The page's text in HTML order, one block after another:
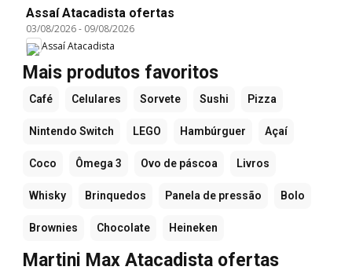
Assaí Atacadista ofertas
03/08/2026- 09/08/2026
Assaí Atacadista
Mais produtos favoritos
Café Celulares Sorvete Sushi Pizza
Nintendo Switch LEGO Hambúrguer Açaí
Coco Ômega 3 Ovo de páscoa Livros
Whisky Brinquedos Panela de pressão Bolo
Brownies Chocolate Heineken
Martini Max Atacadista ofertas